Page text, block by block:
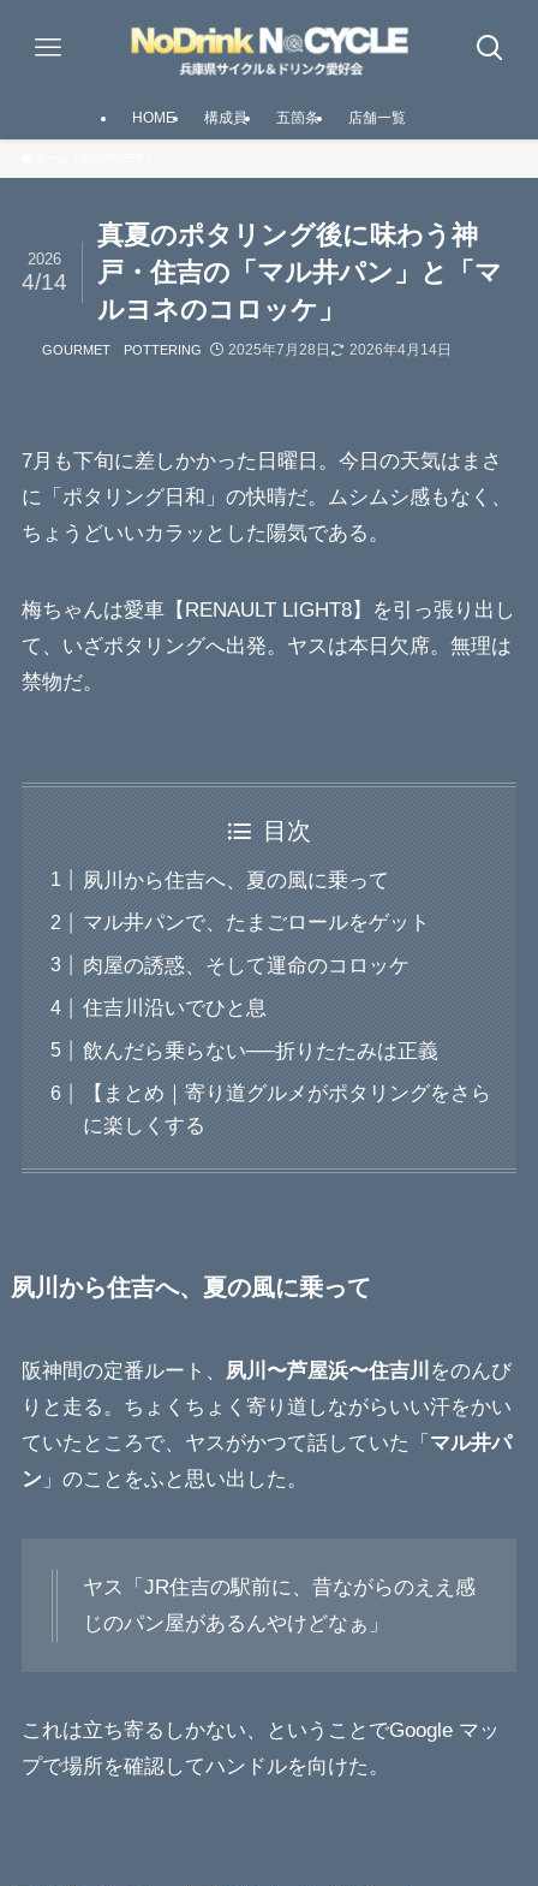
HOME 構成員 五箇条 店舗一覧
真夏のポタリング後に味わう神
戸・住吉の「マル井パン」と「マ
ルヨネのコロッケ」
2026
4/14
GOURMET POTTERING 2025年7月28日 2026年4月14日
7月も下旬に差しかかった日曜日。今日の天気はまさ
に「ポタリング日和」の快晴だ。ムシムシ感もなく、
ちょうどいいカラッとした陽気である。
梅ちゃんは愛車【RENAULT LIGHT8】を引っ張り出し
て、いざポタリングへ出発。ヤスは本日欠席。無理は
禁物だ。
目次
夙川から住吉へ、夏の風に乗って
マル井パンで、たまごロールをゲット
肉屋の誘惑、そして運命のコロッケ
住吉川沿いでひと息
飲んだら乗らない──折りたたみは正義
【まとめ｜寄り道グルメがポタリングをさら
に楽しくする
夙川から住吉へ、夏の風に乗って
阪神間の定番ルート、 夙川〜芦屋浜〜住吉川 をのんび
りと走る。ちょくちょく寄り道しながらいい汗をかい
ていたところで、ヤスがかつて話していた「 マル井パ
ン」のことをふと思い出した。
ヤス「JR住吉の駅前に、昔ながらのええ感
じのパン屋があるんやけどなぁ」
これは立ち寄るしかない、ということでGoogle マッ
プで場所を確認してハンドルを向けた。